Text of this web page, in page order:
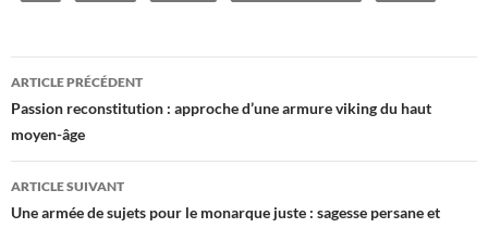
Navigation
des
articles
ARTICLE PRÉCÉDENT
Passion reconstitution : approche d’une armure viking du haut
moyen-âge
ARTICLE SUIVANT
Une armée de sujets pour le monarque juste : sagesse persane et